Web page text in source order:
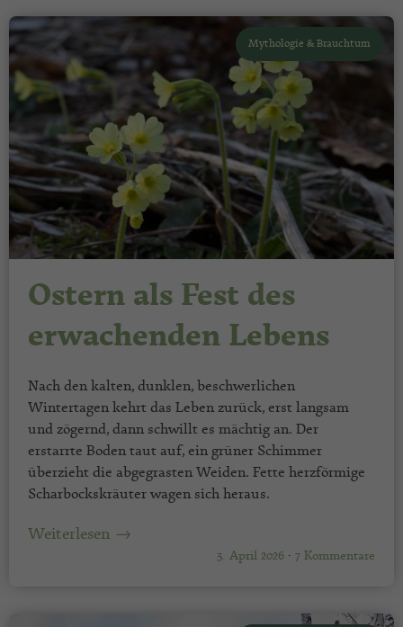
3. April 2026
Mythologie & Brauchtum
· 7 Kommentare
Ostern als Fest des
erwachenden Lebens
Nach den kalten, dunklen, beschwerlichen
Wintertagen kehrt das Leben zurück, erst langsam
und zögernd, dann schwillt es mächtig an. Der
erstarrte Boden taut auf, ein grüner Schimmer
überzieht die abgegrasten Weiden. Fette herzförmige
Scharbockskräuter wagen sich heraus.
Weiterlesen →